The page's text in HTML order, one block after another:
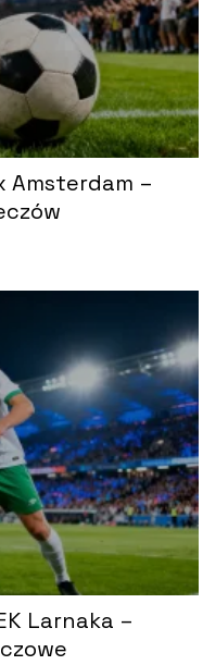
Amsterdam –
Larnaka –